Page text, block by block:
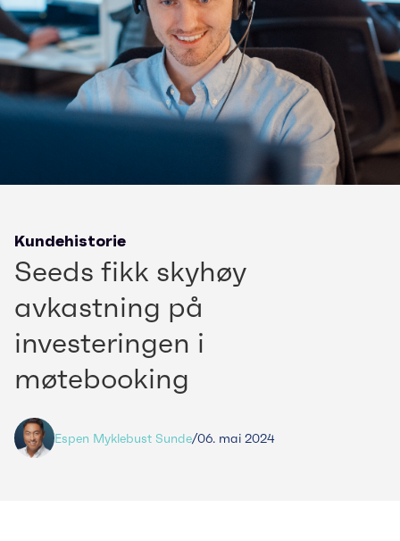
Kundehistorie
Seeds fikk skyhøy
avkastning på
investeringen i
møtebooking
Espen Myklebust Sunde/06. mai 2024